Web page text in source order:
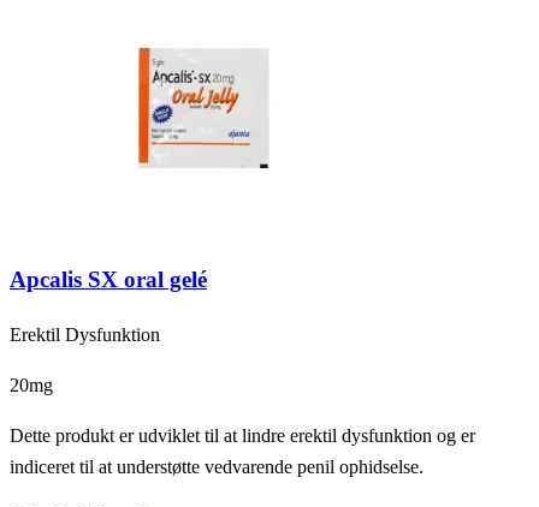
Apcalis SX oral gelé
Erektil Dysfunktion
20mg
Dette produkt er udviklet til at lindre erektil dysfunktion og er
indiceret til at understøtte vedvarende penil ophidselse.